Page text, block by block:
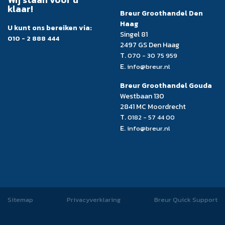
klaar!
U kunt ons bereiken via:
010 - 2 888 444
Breur Groothandel Den
Haag
Singel 81
2497 GS Den Haag
T.070 - 30 75 959
E. info@breur.nl
Breur Groothandel Gouda
Westbaan 130
2841 MC Moordrecht
T.0182 - 57 44 00
E. info@breur.nl
Sitemap Privacyverklaring Breur Quick Support